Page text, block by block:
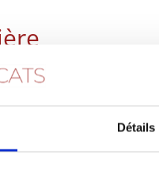
Détails
et vous défend dans